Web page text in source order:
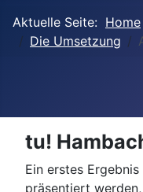
Aktuelle Seite: Home
Die Umsetzung
tu!
Ein erstes
präsentiert